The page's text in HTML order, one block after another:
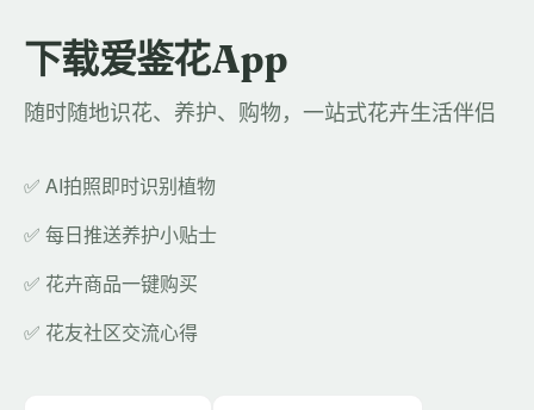
下载爱鉴花App
随时随地识花、养护、购物，一站式花卉生活伴侣
✅ AI拍照即时识别植物
✅ 每日推送养护小贴士
✅ 花卉商品一键购买
✅ 花友社区交流心得